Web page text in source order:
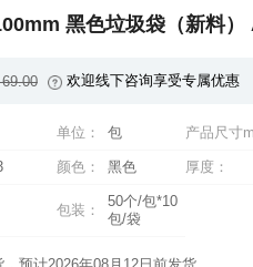
黑色垃圾袋（新料
欢迎线下咨询享受专属优惠
单位： 包 产品尺寸
颜色： 黑色 厚度：
包装：
包/袋